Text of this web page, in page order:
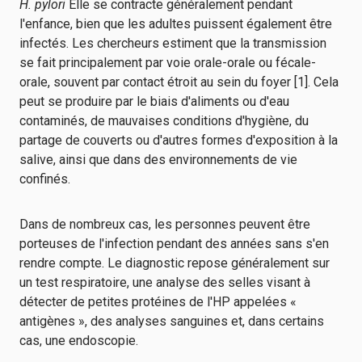
H. pylori Elle se contracte généralement pendant
l'enfance, bien que les adultes puissent également être
infectés. Les chercheurs estiment que la transmission
se fait principalement par voie orale-orale ou fécale-
orale, souvent par contact étroit au sein du foyer [1]. Cela
peut se produire par le biais d'aliments ou d'eau
contaminés, de mauvaises conditions d'hygiène, du
partage de couverts ou d'autres formes d'exposition à la
salive, ainsi que dans des environnements de vie
confinés.
Dans de nombreux cas, les personnes peuvent être
porteuses de l'infection pendant des années sans s'en
rendre compte. Le diagnostic repose généralement sur
un test respiratoire, une analyse des selles visant à
détecter de petites protéines de l'HP appelées «
antigènes », des analyses sanguines et, dans certains
cas, une endoscopie.